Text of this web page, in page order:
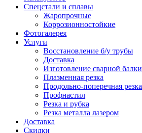
Спецстали и сплавы
Жаропрочные
Коррозионностойкие
Фотогалерея
Услуги
Восстановление б/у трубы
Доставка
Изготовление сварной балки
Плазменная резка
Продольно-поперечная резка
Профнастил
Резка и рубка
Резка металла лазером
Доставка
Скидки